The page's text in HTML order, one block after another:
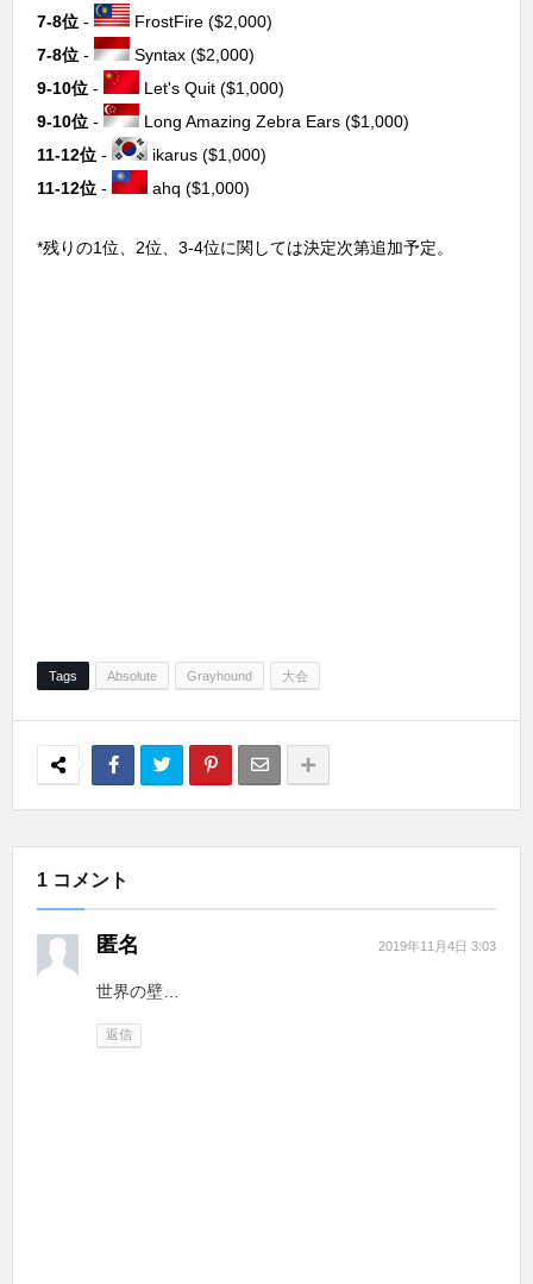
7-8位 -
FrostFire ($2,000)
7-8位 -
Syntax ($2,000)
9-10位 -
Let's Quit ($1,000)
9-10位 -
Long Amazing Zebra Ears ($1,000)
11-12位 -
ikarus ($1,000)
11-12位 - ahq ($1,000)
*残りの1位、2位、3-4位に関しては決定次第追加予定。
Tags Absolute Grayhound 大会
1 コメント
匿名 2019年11月4日 3:03
世界の壁…
返信